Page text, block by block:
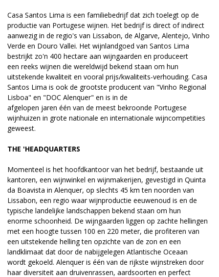
Casa Santos Lima is een familiebedrijf dat zich toelegt op de
productie van Portugese wijnen. Het bedrijf is direct of indirect
aanwezig in de regio's van Lissabon, de Algarve, Alentejo, Vinho
Verde en Douro Vallei. Het wijnlandgoed van Santos Lima
bestrijkt zo'n 400 hectare aan wijngaarden en produceert
een reeks wijnen die wereldwijd bekend staan om hun
uitstekende kwaliteit en vooral prijs/kwaliteits-verhouding. Casa
Santos Lima is ook de grootste producent van "Vinho Regional
Lisboa" en "DOC Alenquer" en is in de
afgelopen jaren één van de meest bekroonde Portugese
wijnhuizen in grote nationale en internationale wijncompetities
geweest.
THE 'HEADQUARTERS
Momenteel is het hoofdkantoor van het bedrijf, bestaande uit
kantoren, een wijnwinkel en wijnmakerijen, gevestigd in Quinta
da Boavista in Alenquer, op slechts 45 km ten noorden van
Lissabon, een regio waar wijnproductie eeuwenoud is en de
typische landelijke landschappen bekend staan om hun
enorme schoonheid. De wijngaarden liggen op zachte hellingen
met een hoogte tussen 100 en 220 meter, die profiteren van
een uitstekende helling ten opzichte van de zon en een
landklimaat dat door de nabijgelegen Atlantische Oceaan
wordt gekoeld. Alenquer is één van de rijkste wijnstreken door
haar diversiteit aan druivenrassen, aardsoorten en perfect